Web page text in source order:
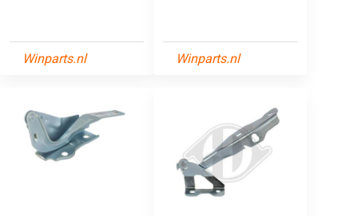
Winparts.nl Winparts.nl